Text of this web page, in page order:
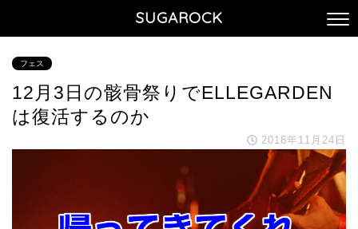
SUGAROCK
フェス
12月3日の骸骨祭りでELLEGARDEN
は復活するのか
2016年11月24日